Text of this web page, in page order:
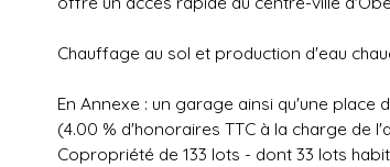
Chauffage au sol et production d'eau
En Annexe : un garage ainsi qu'une place
(4.00 % d'honoraires TTC à la charge de
Copropriété de 133 lots - dont 33 lots